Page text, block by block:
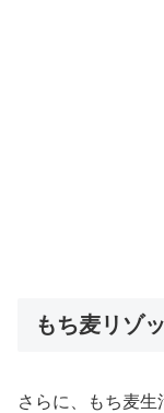
もち麦リゾ
さらに、もち麦